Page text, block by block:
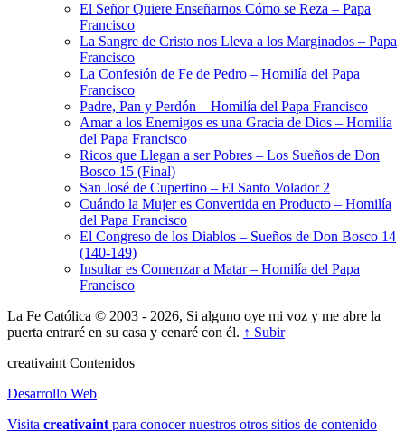
El Señor Quiere Enseñarnos Cómo se Reza – Papa
Francisco
La Sangre de Cristo nos Lleva a los Marginados – Papa
Francisco
La Confesión de Fe de Pedro – Homilía del Papa
Francisco
Padre, Pan y Perdón – Homilía del Papa Francisco
Amar a los Enemigos es una Gracia de Dios – Homilía
del Papa Francisco
Ricos que Llegan a ser Pobres – Los Sueños de Don
Bosco 15 (Final)
San José de Cupertino – El Santo Volador 2
Cuándo la Mujer es Convertida en Producto – Homilía
del Papa Francisco
El Congreso de los Diablos – Sueños de Don Bosco 14
(140-149)
Insultar es Comenzar a Matar – Homilía del Papa
Francisco
La Fe Católica © 2003 - 2026, Si alguno oye mi voz y me abre la
puerta entraré en su casa y cenaré con él. ↑ Subir
creativaint Contenidos
Desarrollo Web
Visita creativaint para conocer nuestros otros sitios de contenido